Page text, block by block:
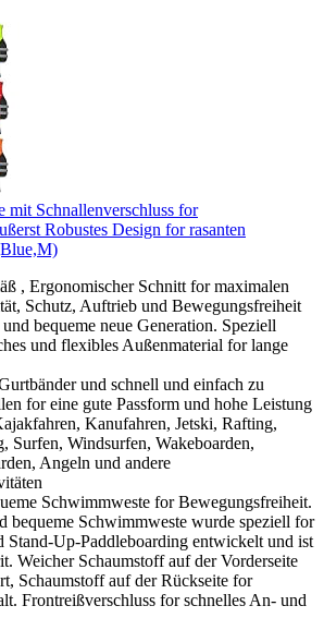
mit Schnallenverschluss for
Robustes Design for rasanten
, Ergonomischer Schnitt for maximalen
Schutz, Auftrieb und Bewegungsfreiheit
bequeme neue Generation. Speziell
und flexibles Außenmaterial for lange
und schnell und einfach zu
for eine gute Passform und hohe Leistung
Kanufahren, Jetski, Rafting,
Surfen, Windsurfen, Wakeboarden,
Angeln und andere
Schwimmweste for Bewegungsfreiheit.
bequeme Schwimmweste wurde speziell for
Stand-Up-Paddleboarding entwickelt und ist
Weicher Schaumstoff auf der Vorderseite
Schaumstoff auf der Rückseite for
Frontreißverschluss for schnelles An- und